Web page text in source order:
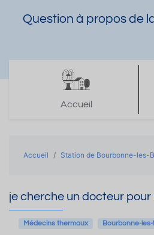
Question à propos de
Accueil
Accueil Station de Bourbonne-les-
je cherche un docteur
Médecins thermaux Bourbonne-